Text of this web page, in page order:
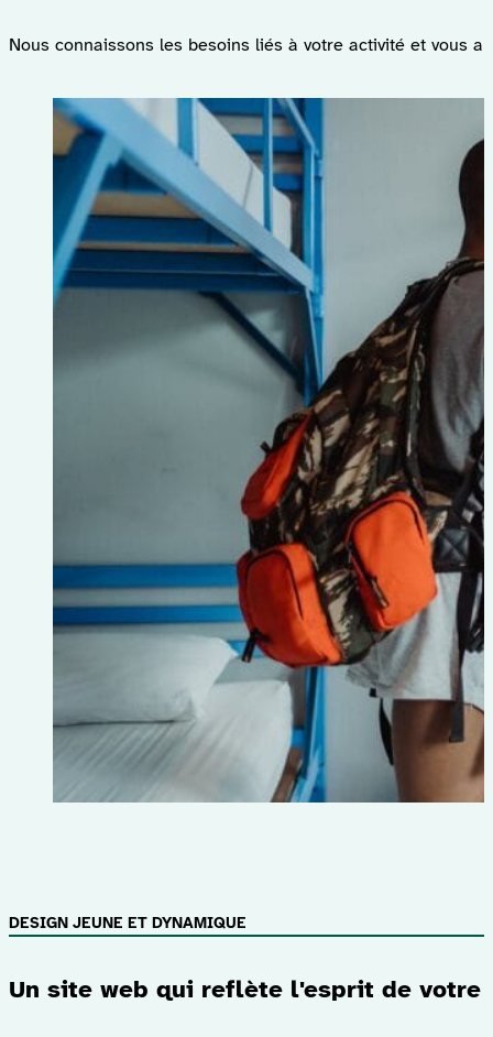
Nous connaissons les besoins liés à votre activité et vous
Un site web qui reflète l'esprit de votre
DESIGN JEUNE ET DYNAMIQUE